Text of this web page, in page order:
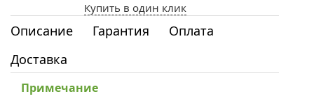
Купить в один клик
Описание Гарантия
Оплата
Доставка
Примечание